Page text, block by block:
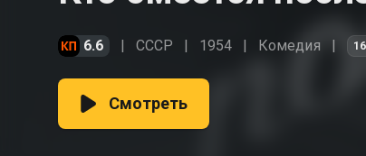
6.6 СССР 1954 Комедия
Смотреть